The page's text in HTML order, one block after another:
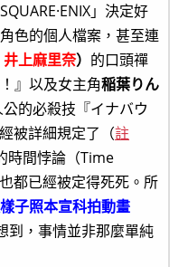
」決定好
色的個人檔案，甚至連
井上麻里奈） 的口頭禪
』以及女主角稲葉りん
的必殺技『イナバウ
被詳細規定了（註
時間悖論（Time
都已經被定得死死。所
子照本宣科拍動畫
到，事情並非那麼單純